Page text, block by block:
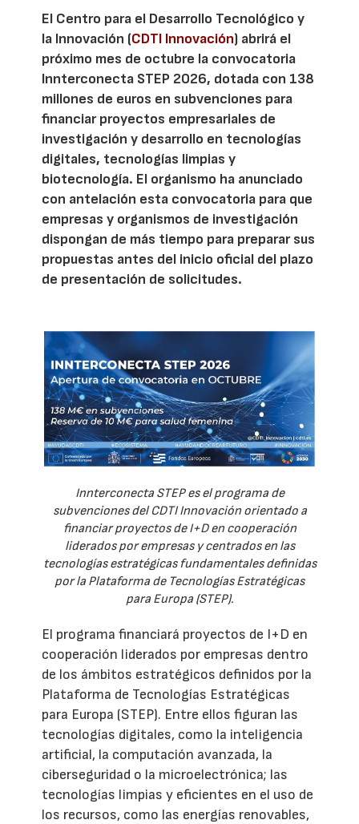
El Centro para el Desarrollo Tecnológico y
la Innovación (CDTI Innovación) abrirá el
próximo mes de octubre la convocatoria
Innterconecta STEP 2026, dotada con 138
millones de euros en subvenciones para
financiar proyectos empresariales de
investigación y desarrollo en tecnologías
digitales, tecnologías limpias y
biotecnología. El organismo ha anunciado
con antelación esta convocatoria para que
empresas y organismos de investigación
dispongan de más tiempo para preparar sus
propuestas antes del inicio oficial del plazo
de presentación de solicitudes.
Innterconecta STEP es el programa de
subvenciones del CDTI Innovación orientado a
financiar proyectos de I+D en cooperación
liderados por empresas y centrados en las
tecnologías estratégicas fundamentales definidas
por la Plataforma de Tecnologías Estratégicas
para Europa (STEP).
El programa financiará proyectos de I+D en
cooperación liderados por empresas dentro
de los ámbitos estratégicos definidos por la
Plataforma de Tecnologías Estratégicas
para Europa (STEP). Entre ellos figuran las
tecnologías digitales, como la inteligencia
artificial, la computación avanzada, la
ciberseguridad o la microelectrónica; las
tecnologías limpias y eficientes en el uso de
los recursos, como las energías renovables,